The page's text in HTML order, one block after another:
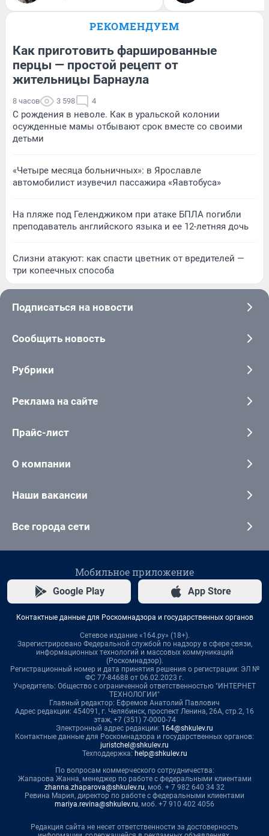
РЕКОМЕНДУЕМ
Как приготовить фаршированные
перцы — простой рецепт от
жительницы Барнаула
8 часов 3 598 4
С рождения в неволе. Как в уральской колонии
осужденные мамы отбывают срок вместе со своими
детьми
«Четыре месяца больничных»: в Ярославле
автомобилист изувечил пассажира «Яавтобуса»
На пляже под Геленджиком при атаке БПЛА погибли
преподаватель английского языка и ее 12-летняя дочь
Слизни атакуют: как спасти цветник от вредителей —
три копеечных способа
Подписаться на новости
Сообщить новость
Рубрики
Реклама на сайте
Прайс-лист
О компании
Наши вакансии
Все города сети
Мобильное приложение
Google Play App Store
Контактные данные для Роскомнадзора и государственных органов
Сетевое издание «164.ру» (18+).
Зарегистрировано Федеральной службой по надзору в сфере связи,
информационных технологий и массовых коммуникаций
(Роскомнадзор).
Регистрационный номер и дата принятия решения о регистрации: ЭЛ №
ФС 77-84688 от 06.02.2023 г.
Учредитель: Общество с ограниченной ответственностью "ИНТЕРНЕТ
ТЕХНОЛОГИИ"
Главный редактор: Ефремов Анатолий Павлович
Адрес редакции: 454091, г. Челябинск, проспект Ленина, 26А, стр.2, 16
этаж, +7 (351) 7-0000-74
Электронный адрес редакции: 164@shkulev.ru
Контактные данные для Роскомнадзора и государственных органов:
juristchel@shkulev.ru
Техподдержка: help@shkulev.ru
По вопросам коммерческого сотрудничества:
Жапарова Жанна, менеджер по работе с федеральными клиентами
zhanna.zhaparova@shkulev.ru, моб. + 7 982 640 34 32
Ревина Мария, директор по работе с федеральными клиентами
mariya.revina@shkulev.ru, моб. +7 910 402 4056
Редакция сайта не несет ответственности за достоверность